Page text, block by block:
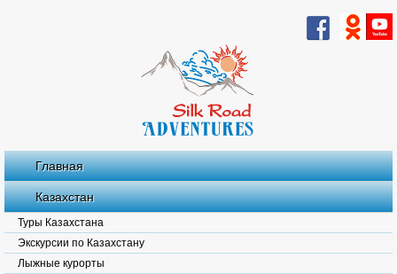
Главная
Казахстан
Туры Казахстана
Экскурсии по Казахстану
Лыжные курорты